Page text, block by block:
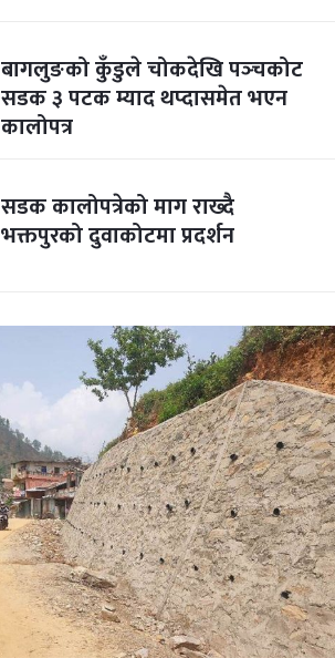
बागलुङको कुँडुले चोकदेखि पञ्‍चकोट
सडक ३ पटक म्याद थप्दासमेत भएन
कालोपत्र
सडक कालोपत्रेको माग राख्दै
भक्तपुरको दुवाकोटमा प्रदर्शन